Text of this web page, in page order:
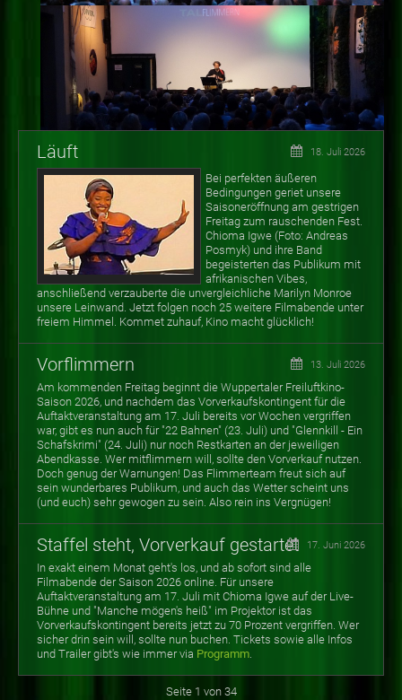
Läuft 18. Juli 2026
Bei perfekten äußeren
Bedingungen geriet unsere
Saisoneröffnung am gestrigen
Freitag zum rauschenden Fest.
Chioma Igwe (Foto: Andreas
Posmyk) und ihre Band
begeisterten das Publikum mit
afrikanischen Vibes,
anschließend verzauberte die unvergleichliche Marilyn Monroe
unsere Leinwand. Jetzt folgen noch 25 weitere Filmabende unter
freiem Himmel. Kommet zuhauf, Kino macht glücklich!
Vorflimmern 13. Juli 2026
Am kommenden Freitag beginnt die Wuppertaler Freiluftkino-
Saison 2026, und nachdem das Vorverkaufskontingent für die
Auftaktveranstaltung am 17. Juli bereits vor Wochen vergriffen
war, gibt es nun auch für "22 Bahnen" (23. Juli) und "Glennkill - Ein
Schafskrimi" (24. Juli) nur noch Restkarten an der jeweiligen
Abendkasse. Wer mitflimmern will, sollte den Vorverkauf nutzen.
Doch genug der Warnungen! Das Flimmerteam freut sich auf
sein wunderbares Publikum, und auch das Wetter scheint uns
(und euch) sehr gewogen zu sein. Also rein ins Vergnügen!
Staffel steht, Vorverkauf gestartet 17. Juni 2026
In exakt einem Monat geht's los, und ab sofort sind alle
Filmabende der Saison 2026 online. Für unsere
Auftaktveranstaltung am 17. Juli mit Chioma Igwe auf der Live-
Bühne und "Manche mögen's heiß" im Projektor ist das
Vorverkaufskontingent bereits jetzt zu 70 Prozent vergriffen. Wer
sicher drin sein will, sollte nun buchen. Tickets sowie alle Infos
und Trailer gibt's wie immer via Programm.
Seite 1 von 34